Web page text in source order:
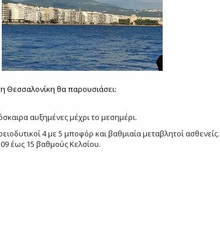
Θεσσαλονίκη θα παρουσιάσει:
αυξημένες μέχρι το μεσημέρι.
4 με 5 μποφόρ και βαθμιαία μεταβλητοί ασθενείς.
έως 15 βαθμούς Κελσίου.